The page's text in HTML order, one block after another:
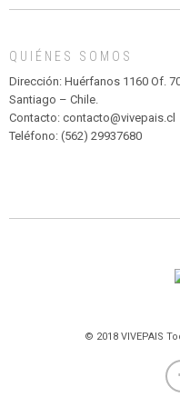
MADAGASCAR
PARQUE
HURATDO
QUIÉNES SOMOS
Dirección: Huérfanos 1160 Of.
Santiago – Chile.
Contacto: contacto@vivepais.cl
Teléfono: (562) 29937680
© 2018 VIVEPAIS